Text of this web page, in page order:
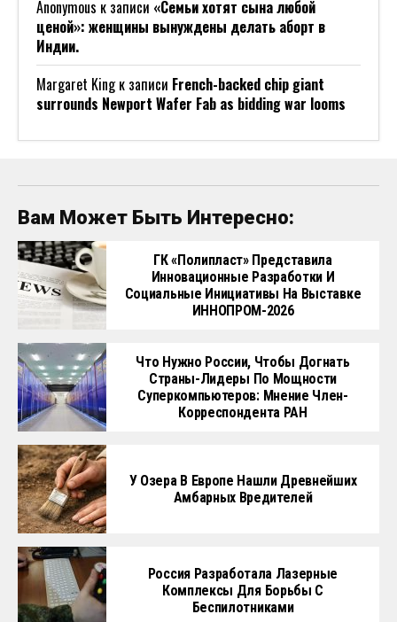
Anonymous к записи «Семьи хотят сына любой
ценой»: женщины вынуждены делать аборт в
Индии.
Margaret Kingк записи French-backed chip giant
surrounds Newport Wafer Fab as bidding war looms
Вам Может Быть Интересно:
ГК «Полипласт» Представила
Инновационные Разработки И
Социальные Инициативы На Выставке
ИННОПРОМ-2026
Что Нужно России, Чтобы Догнать
Страны-Лидеры По Мощности
Суперкомпьютеров: Мнение Член-
Корреспондента РАН
У Озера В Европе Нашли Древнейших
Амбарных Вредителей
Россия Разработала Лазерные
Комплексы Для Борьбы С
Беспилотниками